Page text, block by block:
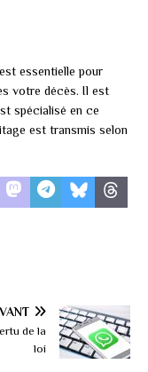
essentielle pour
votre décès. Il est
spécialisé en ce
est transmis selon
de la
loi